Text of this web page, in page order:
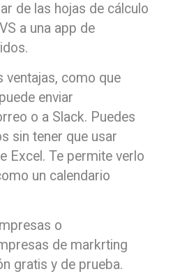
de las hojas de cálculo
a una app de
ventajas, como que
enviar
o a Slack. Puedes
sin tener que usar
Excel. Te permite verlo
un calendario
o
de markrting
gratis y de prueba.